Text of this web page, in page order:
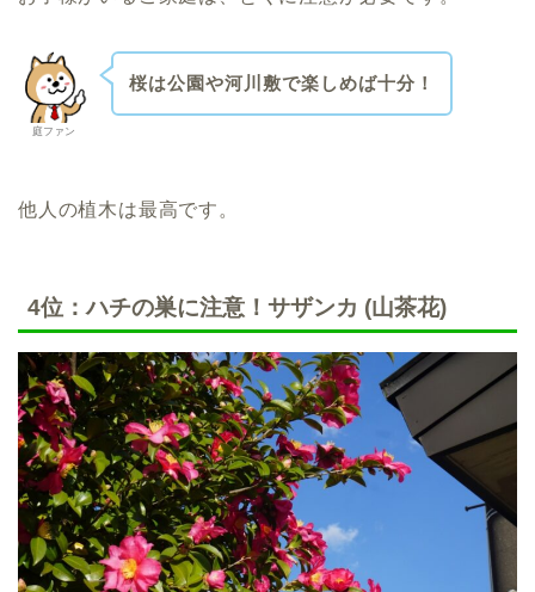
庭ファン
桜は公園や河川敷で楽しめば十分！
他人の植木は最高です。
4位：ハチの巣に注意！サザンカ (山茶花)